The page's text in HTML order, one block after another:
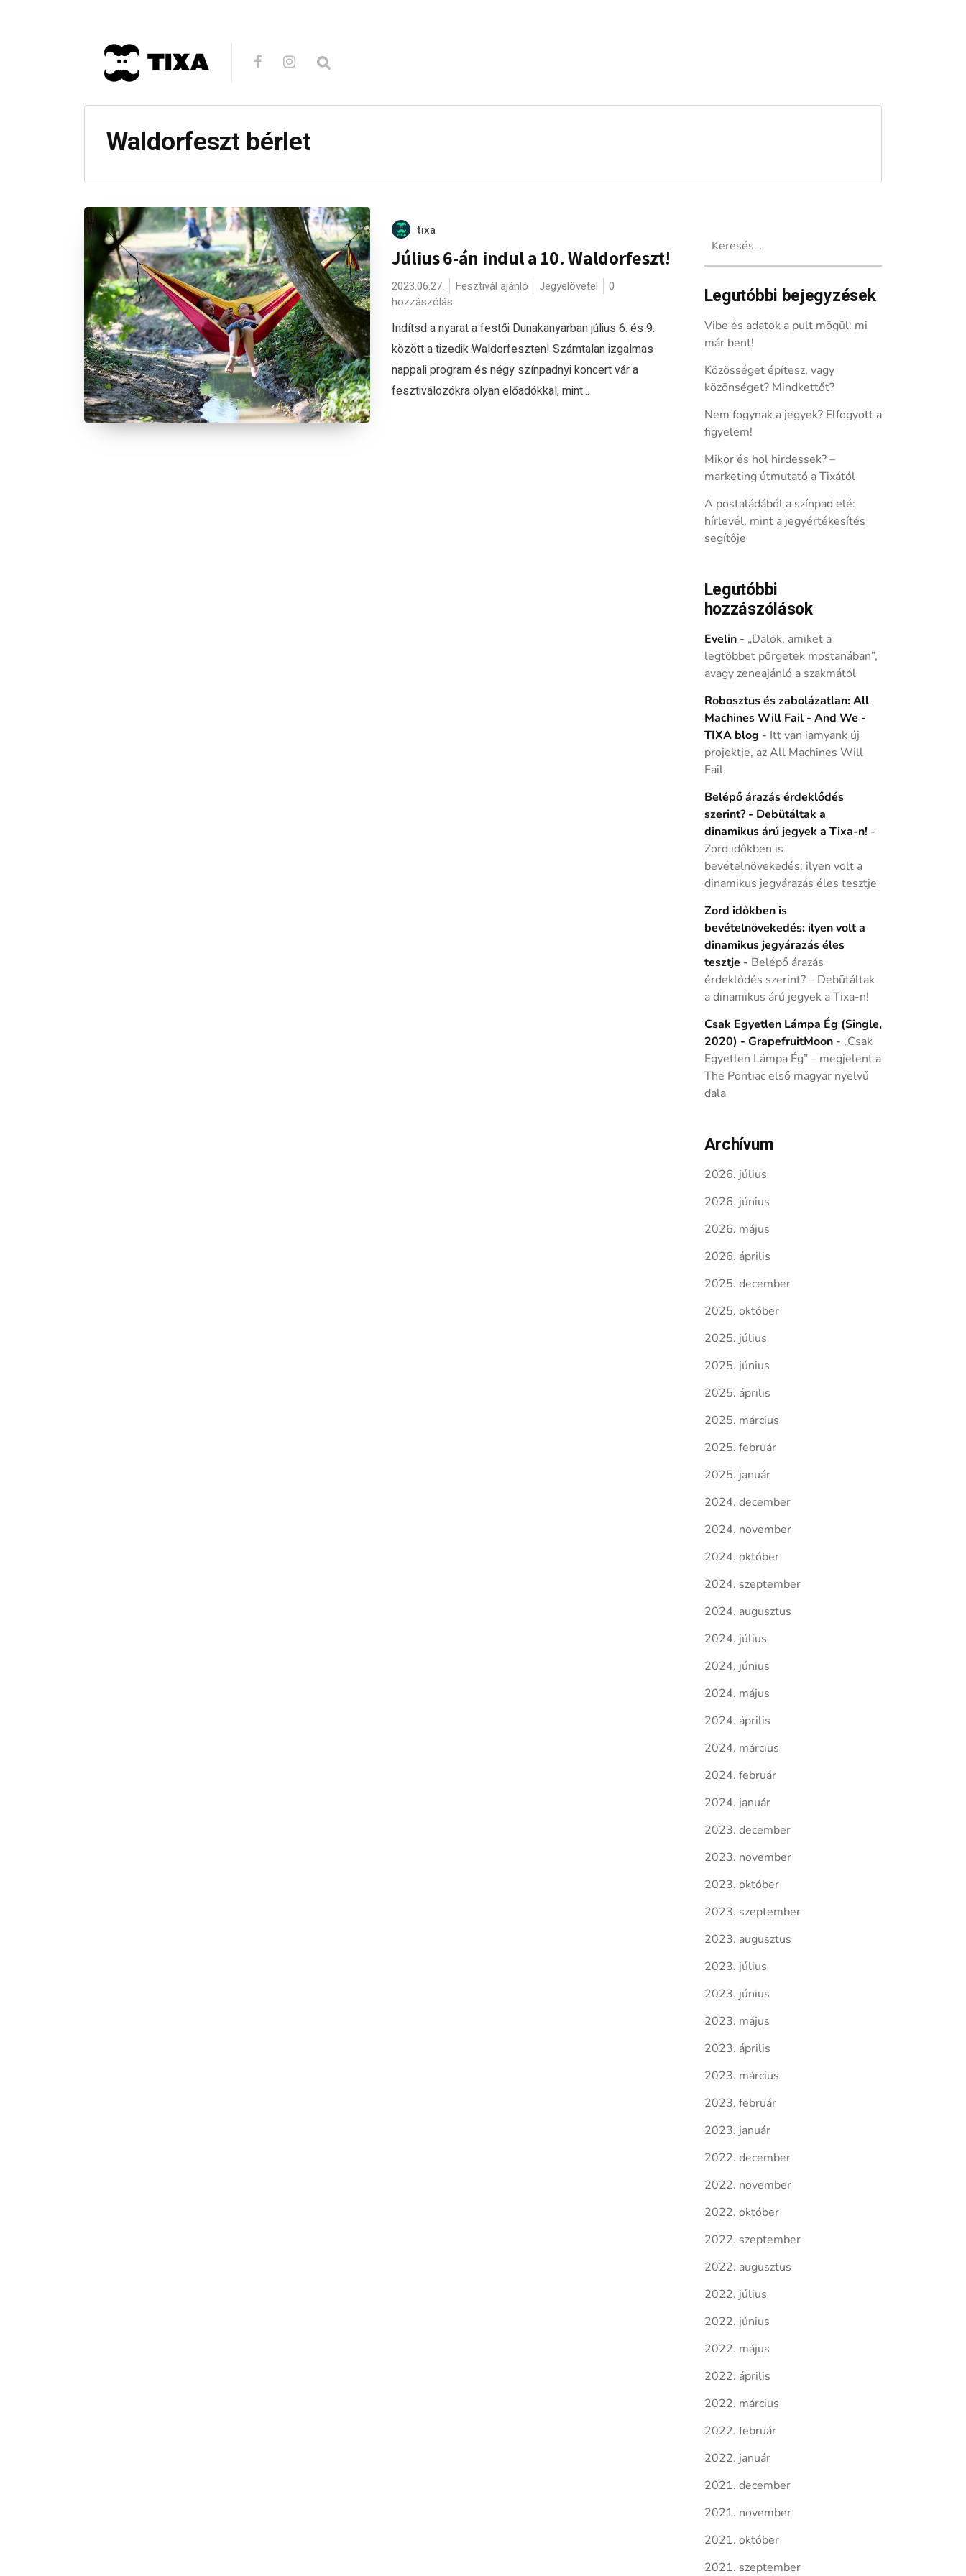
Waldorfeszt bérlet
tixa
Július 6-án indul a 10. Waldorfeszt!
2023.06.27. Fesztivál ajánló Jegyelővétel
0
hozzászólás
Indítsd a nyarat a festői Dunakanyarban július 6. és 9.
között a tizedik Waldorfeszten! Számtalan izgalmas
nappali program és négy színpadnyi koncert vár a
fesztiválozókra olyan előadókkal, mint...
Legutóbbi bejegyzések
Vibe és adatok a pult mögül: mi
már bent!
Közösséget építesz, vagy
közönséget? Mindkettőt?
Nem fogynak a jegyek? Elfogyott a
figyelem!
Mikor és hol hirdessek? –
marketing útmutató a Tixától
A postaládából a színpad elé:
hírlevél, mint a jegyértékesítés
segítője
Legutóbbi
hozzászólások
Evelin- „Dalok, amiket a
legtöbbet pörgetek mostanában”,
avagy zeneajánló a szakmától
Robosztus és zabolázatlan: All
Machines Will Fail - And We -
TIXA blog - Itt van iamyank új
projektje, az All Machines Will
Fail
Belépő árazás érdeklődés
szerint? - Debütáltak a
dinamikus árú jegyek a Tixa-n! -
Zord időkben is
bevételnövekedés: ilyen volt a
dinamikus jegyárazás éles tesztje
Zord időkben is
bevételnövekedés: ilyen volt a
dinamikus jegyárazás éles
tesztje - Belépő árazás
érdeklődés szerint? – Debütáltak
a dinamikus árú jegyek a Tixa-n!
Csak Egyetlen Lámpa Ég (Single,
2020) - GrapefruitMoon- „Csak
Egyetlen Lámpa Ég” – megjelent a
The Pontiac első magyar nyelvű
dala
Archívum
2026. július
2026. június
2026. május
2026. április
2025. december
2025. október
2025. július
2025. június
2025. április
2025. március
2025. február
2025. január
2024. december
2024. november
2024. október
2024. szeptember
2024. augusztus
2024. július
2024. június
2024. május
2024. április
2024. március
2024. február
2024. január
2023. december
2023. november
2023. október
2023. szeptember
2023. augusztus
2023. július
2023. június
2023. május
2023. április
2023. március
2023. február
2023. január
2022. december
2022. november
2022. október
2022. szeptember
2022. augusztus
2022. július
2022. június
2022. május
2022. április
2022. március
2022. február
2022. január
2021. december
2021. november
2021. október
2021. szeptember